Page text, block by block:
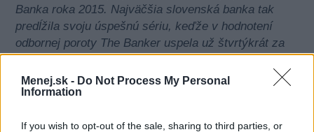
Menej.sk - Do Not Process My Personal
Information
If you wish to opt-out of the sale, sharing to third parties, or
Banka roka 2015. Najväčšia slovenská banka tak
predĺžila svoju úspešnú sériu, keďže v hodnotení
odbornej poroty The Banker uspela už štvrtýkrát za
sebou. Porota bola zložená z generálnych riaditeľov a
vedúcich pracovníkov britských firiem spolu s
redaktormi magazínu. Ocenenia sa odovzdávali už po